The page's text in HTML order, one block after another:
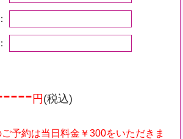
円(税込)
予約は当日料金￥300をいただきま